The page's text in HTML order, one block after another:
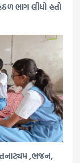
ભાગ લીધો હતો
,ભજન,